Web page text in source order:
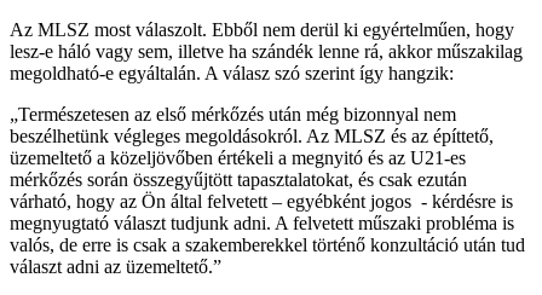
Az MLSZ most válaszolt. Ebből nem derül ki egyértelműen, hogy
lesz-e háló vagy sem, illetve ha szándék lenne rá, akkor műszakilag
megoldható-e egyáltalán. A válasz szó szerint így hangzik:
„Természetesen az első mérkőzés után még bizonnyal nem
beszélhetünk végleges megoldásokról. Az MLSZ és az építtető,
üzemeltető a közeljövőben értékeli a megnyitó és az U21-es
mérkőzés során összegyűjtött tapasztalatokat, és csak ezután
várható, hogy az Ön által felvetett – egyébként jogos - kérdésre is
megnyugtató választ tudjunk adni. A felvetett műszaki probléma is
valós, de erre is csak a szakemberekkel történő konzultáció után tud
választ adni az üzemeltető.”